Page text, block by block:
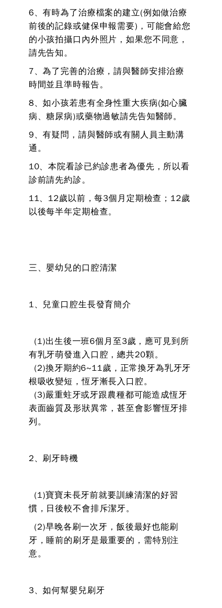
6、有時為了治療檔案的建立(例如做治療
前後的記錄或健保申報需要)，可能會給您
的小孩拍攝口內外照片，如果您不同意，
請先告知。
7、為了完善的治療，請與醫師安排治療
時間並且準時報告。
8、如小孩若患有全身性重大疾病(如心臟
病、糖尿病)或藥物過敏請先告知醫師。
9、有疑問，請與醫師或有關人員主動溝
通。
10、本院看診已約診患者為優先，所以看
診前請先約診。
11、12歲以前，每3個月定期檢查；12歲
以後每半年定期檢查。
三、嬰幼兒的口腔清潔
1、兒童口腔生長發育簡介
(1)出生後一班6個月至3歲，應可見到所
有乳牙萌發進入口腔，總共20顆。
(2)換牙期約6~11歲，正常換牙為乳牙牙
根吸收變短，恆牙漸長入口腔。
(3)嚴重蛀牙或牙跟農種都可能造成恆牙
表面齒質及形狀異常，甚至會影響恆牙排
列。
2、刷牙時機
(1)寶寶未長牙前就要訓練清潔的好習
慣，日後較不會排斥潔牙。
(2)早晚各刷一次牙，飯後最好也能刷
牙，睡前的刷牙是最重要的，需特別注
意。
3、如何幫嬰兒刷牙